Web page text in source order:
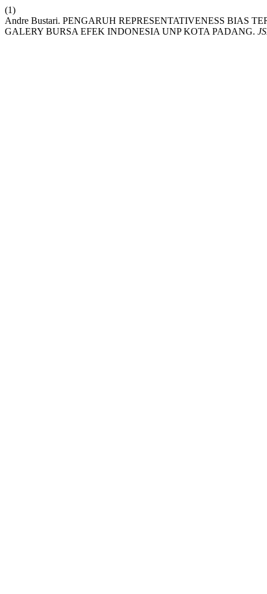
(1)
Andre Bustari. PENGARUH REPRESENTATIVENESS BIAS
GALERY BURSA EFEK INDONESIA UNP KOTA PADANG.